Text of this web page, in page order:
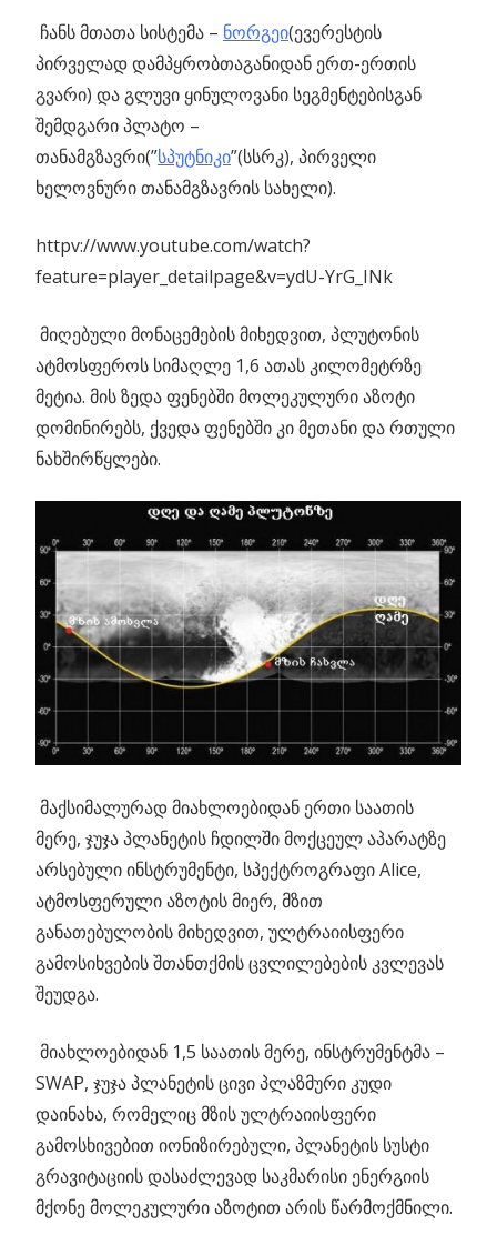
ჩანს მთათა სისტემა – ნორგეი(ევერესტის
პირველად დამპყრობთაგანიდან ერთ-ერთის
გვარი) და გლუვი ყინულოვანი სეგმენტებისგან
შემდგარი პლატო –
თანამგზავრი(”სპუტნიკი”(სსრკ), პირველი
ხელოვნური თანამგზავრის სახელი).
httpv://www.youtube.com/watch?
feature=player_detailpage&v=ydU-YrG_INk
მიღებული მონაცემების მიხედვით, პლუტონის
ატმოსფეროს სიმაღლე 1,6 ათას კილომეტრზე
მეტია. მის ზედა ფენებში მოლეკულური აზოტი
დომინირებს, ქვედა ფენებში კი მეთანი და რთული
ნახშირწყლები.
მაქსიმალურად მიახლოებიდან ერთი საათის
მერე, ჯუჯა პლანეტის ჩდილში მოქცეულ აპარატზე
არსებული ინსტრუმენტი, სპექტროგრაფი Alice,
ატმოსფერული აზოტის მიერ, მზით
განათებულობის მიხედვით, ულტრაიისფერი
გამოსიხვების შთანთქმის ცვლილებების კვლევას
შეუდგა.
მიახლოებიდან 1,5 საათის მერე, ინსტრუმენტმა –
SWAP, ჯუჯა პლანეტის ცივი პლაზმური კუდი
დაინახა, რომელიც მზის ულტრაიისფერი
გამოსხივებით იონიზირებული, პლანეტის სუსტი
გრავიტაციის დასაძლევად საკმარისი ენერგიის
მქონე მოლეკულური აზოტით არის წარმოქმნილი.